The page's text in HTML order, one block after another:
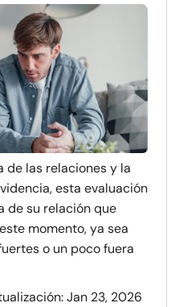
de las relaciones y la
esta evaluación
de su relación que
momento, ya sea
o un poco fuera
Jan 23, 2026